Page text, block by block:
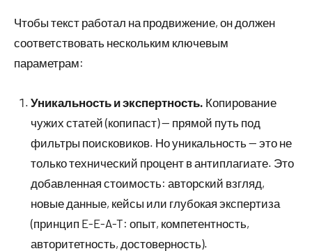
Чтобы текст работал на продвижение, он должен
соответствовать нескольким ключевым
параметрам:
Уникальность и экспертность. Копирование
чужих статей (копипаст) — прямой путь под
фильтры поисковиков. Но уникальность — это не
только технический процент в антиплагиате. Это
добавленная стоимость: авторский взгляд,
новые данные, кейсы или глубокая экспертиза
(принцип E-E-A-T: опыт, компетентность,
авторитетность, достоверность).